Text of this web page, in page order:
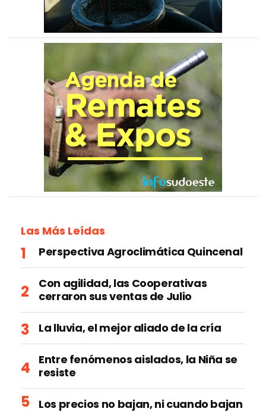
Las Más Leídas
Perspectiva Agroclimática Quincenal
Con agilidad, las Cooperativas
cerraron sus ventas de Julio
La lluvia, el mejor aliado de la cría
Entre fenómenos aislados, la Niña se
resiste
Los precios no bajan, ni cuando bajan